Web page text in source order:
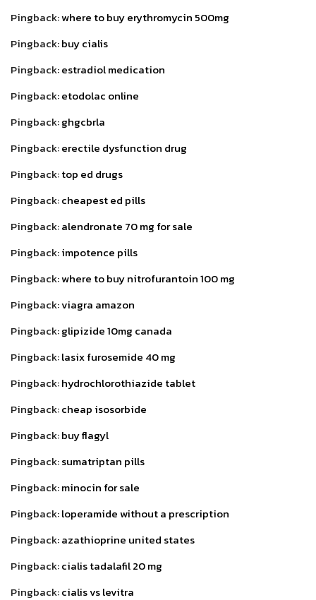
Pingback:where to buy erythromycin 500mg
Pingback:buy cialis
Pingback:estradiol medication
Pingback:etodolac online
Pingback:ghgcbrla
Pingback:erectile dysfunction drug
Pingback:top ed drugs
Pingback:cheapest ed pills
Pingback:alendronate 70 mg for sale
Pingback:impotence pills
Pingback:where to buy nitrofurantoin 100 mg
Pingback:viagra amazon
Pingback:glipizide 10mg canada
Pingback:lasix furosemide 40 mg
Pingback:hydrochlorothiazide tablet
Pingback:cheap isosorbide
Pingback:buy flagyl
Pingback:sumatriptan pills
Pingback:minocin for sale
Pingback:loperamide without a prescription
Pingback:azathioprine united states
Pingback:cialis tadalafil 20 mg
Pingback:cialis vs levitra